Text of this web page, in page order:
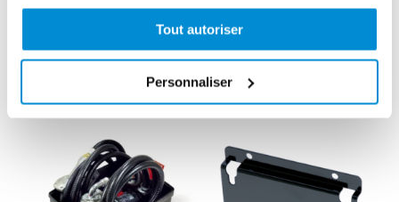
Tout autoriser
Personnaliser
CES PRODUITS PEUVENT VOUS
INTERESSER